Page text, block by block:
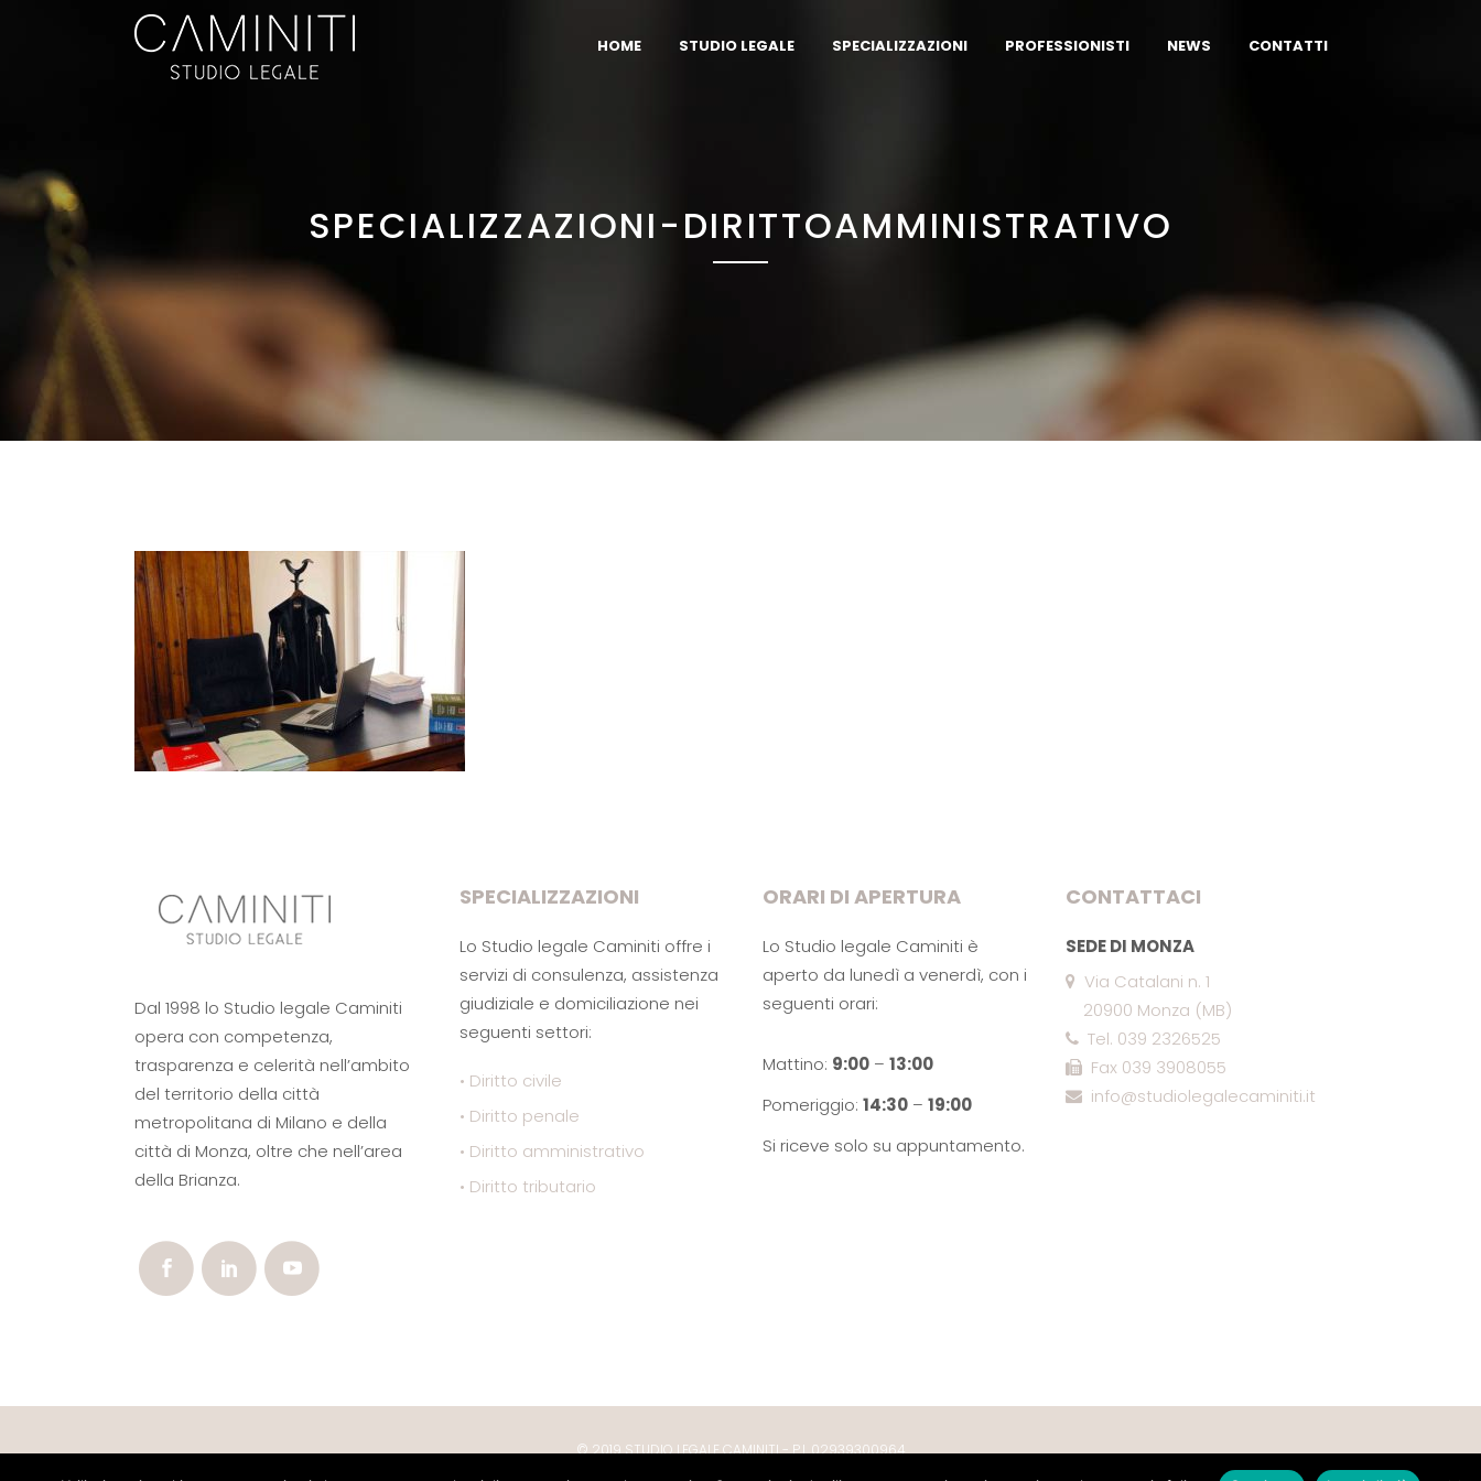
HOME STUDIO LEGALE SPECIALIZZAZIONI PROFESSIONISTI NEWS CONTATTI
SPECIALIZZAZIONI-DIRITTOAMMINISTRATIVO
Dal 1998 lo Studio legale Caminiti
opera con competenza,
trasparenza e celerità nell’ambito
del territorio della città
metropolitana di Milano e della
città di Monza, oltre che nell’area
della Brianza.
SPECIALIZZAZIONI
Lo Studio legale Caminiti offre i
servizi di consulenza, assistenza
giudiziale e domiciliazione nei
seguenti settori:
• Diritto civile
• Diritto penale
• Diritto amministrativo
• Diritto tributario
ORARI DI APERTURA
Lo Studio legale Caminiti è
aperto da lunedì a venerdì, con i
seguenti orari:
Mattino: 9:00 – 13:00
Pomeriggio: 14:30 – 19:00
Si riceve solo su appuntamento.
CONTATTACI
SEDE DI MONZA
Via Catalani n. 1
20900 Monza (MB)
Tel. 039 2326525
Fax 039 3908055
info@studiolegalecaminiti.it
© 2019 STUDIO LEGALE CAMINITI - P.I. 02939300964